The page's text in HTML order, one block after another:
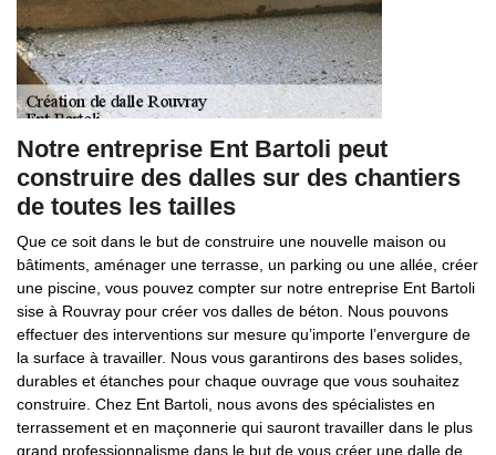
Notre entreprise Ent Bartoli peut
construire des dalles sur des chantiers
de toutes les tailles
Que ce soit dans le but de construire une nouvelle maison ou
bâtiments, aménager une terrasse, un parking ou une allée, créer
une piscine, vous pouvez compter sur notre entreprise Ent Bartoli
sise à Rouvray pour créer vos dalles de béton. Nous pouvons
effectuer des interventions sur mesure qu’importe l’envergure de
la surface à travailler. Nous vous garantirons des bases solides,
durables et étanches pour chaque ouvrage que vous souhaitez
construire. Chez Ent Bartoli, nous avons des spécialistes en
terrassement et en maçonnerie qui sauront travailler dans le plus
grand professionnalisme dans le but de vous créer une dalle de